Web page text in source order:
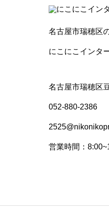
名古屋市瑞穂区
にこにこインタ
名古屋市瑞穂区
052-880-2386
営業時間：